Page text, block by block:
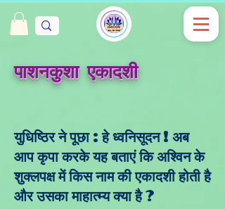
पाशनकुशा एकादशी
युधिष्ठिर ने पूछा : हे ध्वनिसूदन ! अब
आप कृपा करके यह बताएं कि अश्विन के
शुक्लपक्ष में किस नाम की एकादशी होती है
और उसका माहात्म्य क्या है ?